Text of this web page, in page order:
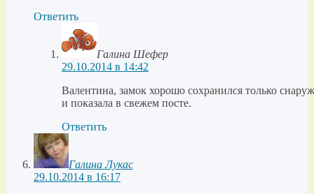
Ответить
Галина Шефер
29.10.2014 в 14:42
Валентина, замок хорошо сохранился только
и показала в свежем посте.
Ответить
Галина Лукас
29.10.2014 в 16:17